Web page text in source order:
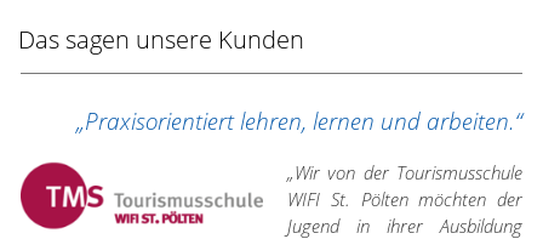
Das sagen unsere Kunden
„Praxisorientiert lehren, lernen und arbeiten.“
„Wir von der Tourismusschule
WIFI St. Pölten möchten der
Jugend in ihrer Ausbildung